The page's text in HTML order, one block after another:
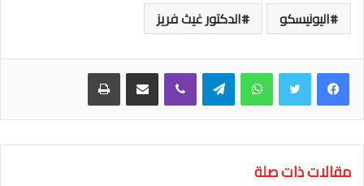
اليونيسكو
الدكتور غيث فريز
واتساب تيلقرام
مقالات ذات صلة